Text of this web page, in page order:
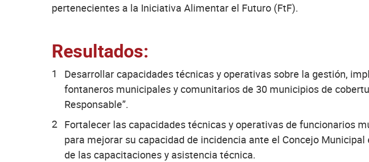
pertenecientes a la Iniciativa Alimentar el Futuro (FtF).
Resultados:
Desarrollar capacidades técnicas y operativas sobre la gestión,
fontaneros municipales y comunitarios de 30 municipios de
Responsable”.
Fortalecer las capacidades técnicas y operativas de funcionarios
para mejorar su capacidad de incidencia ante el Concejo
de las capacitaciones y asistencia técnica.